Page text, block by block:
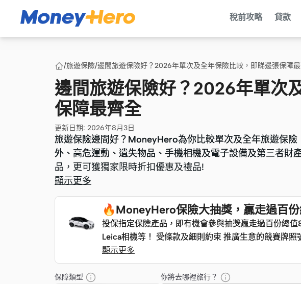
稅前攻略 貸款
/旅遊保險/邊間旅遊保險好？2026年單次及全年保險比較，即睇邊張保障
邊間旅遊保險好？2026年單次
保障最齊全
更新日期: 2026年8月3日
旅遊保險邊間好？MoneyHero為你比較單次及全年旅遊保
外、高危運動、遺失物品、手機相機及電子設備及第三者
品，更可獲獨家限時折扣優惠及禮品!
旅遊保險邊間好？MoneyHero為你比較單次及全年旅遊保
外、高危運動、遺失物品、手機相機及電子設備及第三者
品，更可獲獨家限時折扣優惠及禮品!
顯示更多
🔥MoneyHero保險大抽獎，贏走過百
投保指定保險產品，即有機會參與抽獎贏走過百份總
Leica相機等！ 受條款及細則約束 推廣生意的競賽牌照
投保指定保險產品，即有機會參與抽獎贏走過百份總
Leica相機等！ 受條款及細則約束 推廣生意的競賽牌照
顯示更多
保障類型 你將去哪裡旅行？